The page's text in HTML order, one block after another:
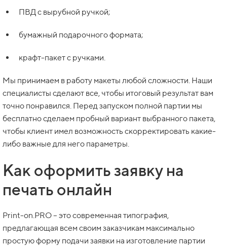
ПВД с вырубной ручкой;
бумажный подарочного формата;
крафт-пакет с ручками.
Мы принимаем в работу макеты любой сложности. Наши
специалисты сделают все, чтобы итоговый результат вам
точно понравился. Перед запуском полной партии мы
бесплатно сделаем пробный вариант выбранного пакета,
чтобы клиент имел возможность скорректировать какие-
либо важные для него параметры.
Как оформить заявку на
печать онлайн
Print-on.PRO – это современная типография,
предлагающая всем своим заказчикам максимально
простую форму подачи заявки на изготовление партии